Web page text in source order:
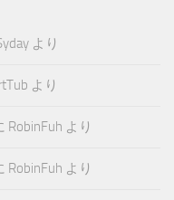
より
より
RobinFuh より
RobinFuh より